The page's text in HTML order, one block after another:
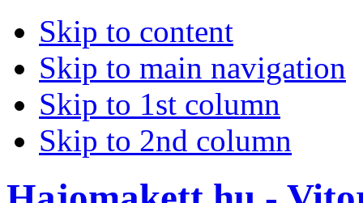
Skip to content
Skip to main navigation
Skip to 1st column
Skip to 2nd column